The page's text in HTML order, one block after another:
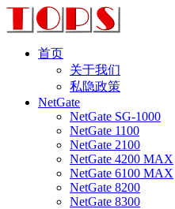
首页
关于我们
私隐政策
NetGate
NetGate SG-1000
NetGate 1100
NetGate 2100
NetGate 4200 MAX
NetGate 6100 MAX
NetGate 8200
NetGate 8300